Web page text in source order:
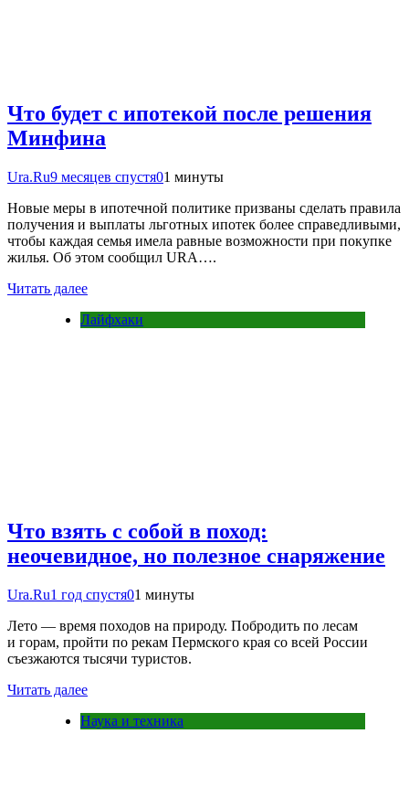
Что будет с ипотекой после решения
Минфина
Ura.Ru9 месяцев спустя01 минуты
Новые меры в ипотечной политике призваны сделать правила
получения и выплаты льготных ипотек более справедливыми,
чтобы каждая семья имела равные возможности при покупке
жилья. Об этом сообщил URA….
Читать далее
Лайфхаки
Что взять с собой в поход:
неочевидное, но полезное снаряжение
Ura.Ru1 год спустя01 минуты
Лето — время походов на природу. Побродить по лесам
и горам, пройти по рекам Пермского края со всей России
съезжаются тысячи туристов.
Читать далее
Наука и техника